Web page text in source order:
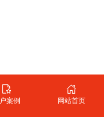
展示有限公司 版权所有
案例 网站首页